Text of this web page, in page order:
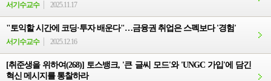
서기수교수 2025.11.17
"토익할 시간에 코딩·투자 배운다"…금융권 취업은 스펙보다 '경험'
서기수교수 2025.12.16
[취준생을 위하여(268)] 토스뱅크, '큰 글씨 모드'와 'UNGC 가입'에 담긴
혁신 메시지를 통찰하라